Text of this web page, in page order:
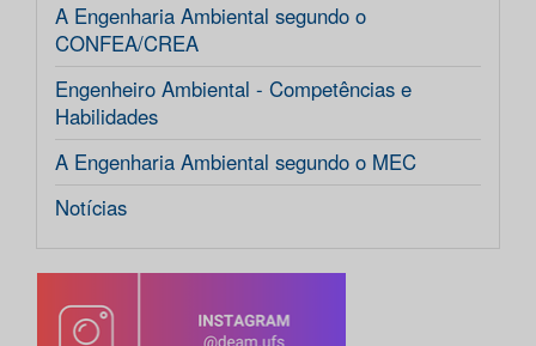
A Engenharia Ambiental segundo o
CONFEA/CREA
Engenheiro Ambiental - Competências e
Habilidades
A Engenharia Ambiental segundo o MEC
Notícias